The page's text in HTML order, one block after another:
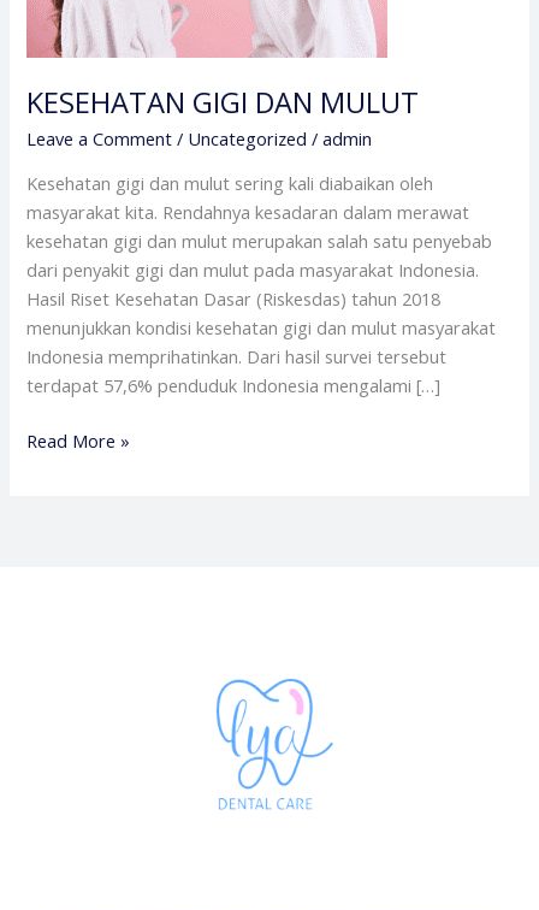
KESEHATAN GIGI DAN MULUT
Leave a Comment / Uncategorized /admin
Kesehatan gigi dan mulut sering kali diabaikan oleh
masyarakat kita. Rendahnya kesadaran dalam merawat
kesehatan gigi dan mulut merupakan salah satu penyebab
dari penyakit gigi dan mulut pada masyarakat Indonesia.
Hasil Riset Kesehatan Dasar (Riskesdas) tahun 2018
menunjukkan kondisi kesehatan gigi dan mulut masyarakat
Indonesia memprihatinkan. Dari hasil survei tersebut
terdapat 57,6% penduduk Indonesia mengalami […]
Read More »